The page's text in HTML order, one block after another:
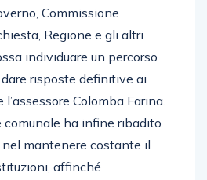
Commissione
Regione e gli altri
individuare un percorso
risposte definitive ai
Colomba Farina.
comunale ha infine ribadito
mantenere costante il
affinché